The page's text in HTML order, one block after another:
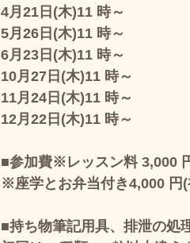
4月21日(木)11 時～
5月26日(木)11 時～
6月23日(木)11 時～
10月27日(木)11 時～
11月24日(木)11 時～
12月22日(木)11 時～
■参加費※レッスン料 3,000
※座学とお弁当付き4,000 円
■持ち物筆記用具、排泄の処